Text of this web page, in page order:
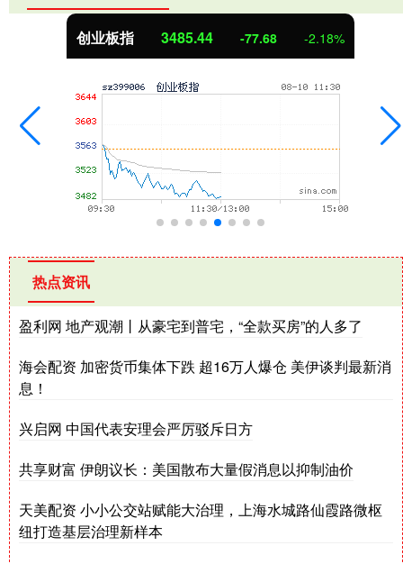
创业板指 3485.44 -77.68 -2.18%
热点资讯
盈利网 地产观潮丨从豪宅到普宅，“全款买房”的人多了
海会配资 加密货币集体下跌 超16万人爆仓 美伊谈判最新消
息！
兴启网 中国代表安理会严厉驳斥日方
共享财富 伊朗议长：美国散布大量假消息以抑制油价
天美配资 小小公交站赋能大治理，上海水城路仙霞路微枢
纽打造基层治理新样本